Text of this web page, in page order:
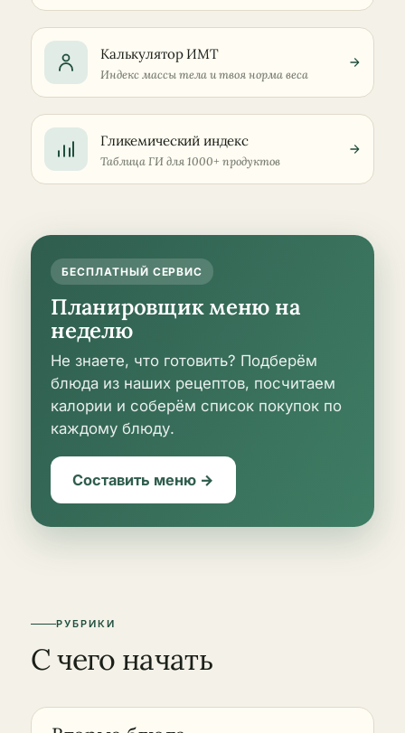
Калькулятор ИМТ
Индекс массы тела и твоя норма веса
Гликемический индекс
Таблица ГИ для 1000+ продуктов
БЕСПЛАТНЫЙ СЕРВИС
Планировщик меню на
неделю
Не знаете, что готовить? Подберём
блюда из наших рецептов, посчитаем
калории и соберём список покупок по
каждому блюду.
Составить меню →
РУБРИКИ
С чего начать